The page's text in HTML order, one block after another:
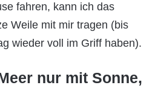
fahren, kann ich das
Weile mit mir tragen (bis
wieder voll im Griff haben).
nur mit Sonne,